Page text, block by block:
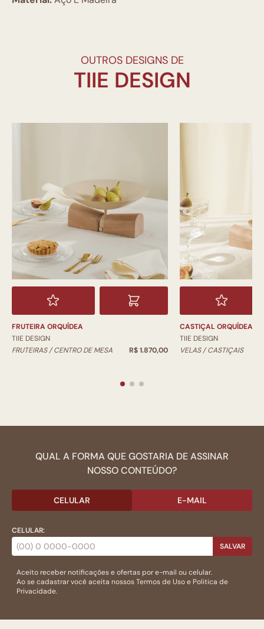
OUTROS DESIGNS DE
FRUTEIRA ORQUÍDEA
TIIE DESIGN
FRUTEIRAS / CENTRO DE MESA
R$ 1.870,00
CASTIÇAL ORQUÍDEA
TIIE DESIGN
VELAS / CASTIÇAIS
QUAL A FORMA QUE GOSTARIA DE ASSINAR
NOSSO CONTEÚDO?
CELULAR E-MAIL
CELULAR:
SALVAR
Aceito receber notificações e ofertas por e-mail ou celular.
Ao se cadastrar você aceita nossosTermos de Usoe Politica de
Privacidade.